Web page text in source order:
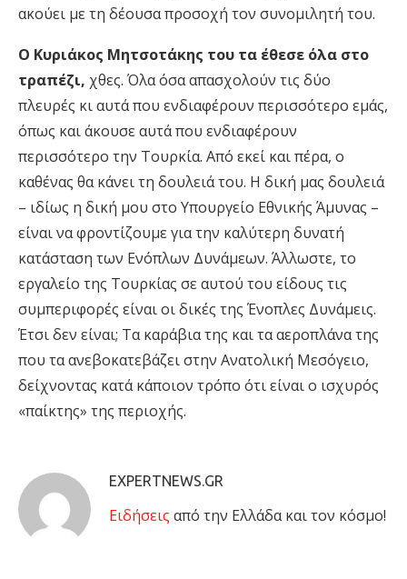
ακούει με τη δέουσα προσοχή τον συνομιλητή του.
Ο Κυριάκος Μητσοτάκης του τα έθεσε όλα στο
τραπέζι, χθες. Όλα όσα απασχολούν τις δύο
πλευρές κι αυτά που ενδιαφέρουν περισσότερο εμάς,
όπως και άκουσε αυτά που ενδιαφέρουν
περισσότερο την Τουρκία. Από εκεί και πέρα, ο
καθένας θα κάνει τη δουλειά του. Η δική μας δουλειά
– ιδίως η δική μου στο Υπουργείο Εθνικής Άμυνας –
είναι να φροντίζουμε για την καλύτερη δυνατή
κατάσταση των Ενόπλων Δυνάμεων. Άλλωστε, το
εργαλείο της Τουρκίας σε αυτού του είδους τις
συμπεριφορές είναι οι δικές της Ένοπλες Δυνάμεις.
Έτσι δεν είναι; Τα καράβια της και τα αεροπλάνα της
που τα ανεβοκατεβάζει στην Ανατολική Μεσόγειο,
δείχνοντας κατά κάποιον τρόπο ότι είναι ο ισχυρός
«παίκτης» της περιοχής.
EXPERTNEWS.GR
Eιδήσεις από την Ελλάδα και τον κόσμο!